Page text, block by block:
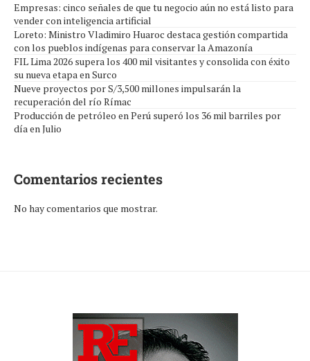
Empresas: cinco señales de que tu negocio aún no está listo para
vender con inteligencia artificial
Loreto: Ministro Vladimiro Huaroc destaca gestión compartida
con los pueblos indígenas para conservar la Amazonía
FIL Lima 2026 supera los 400 mil visitantes y consolida con éxito
su nueva etapa en Surco
Nueve proyectos por S/3,500 millones impulsarán la
recuperación del río Rímac
Producción de petróleo en Perú superó los 36 mil barriles por
día en Julio
Comentarios recientes
No hay comentarios que mostrar.